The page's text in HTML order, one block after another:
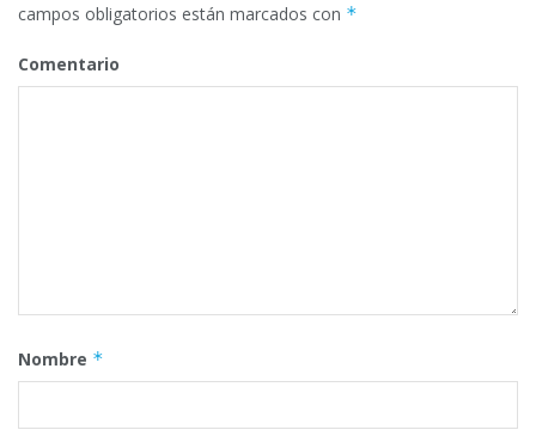
campos obligatorios están marcados con *
Comentario
Nombre *